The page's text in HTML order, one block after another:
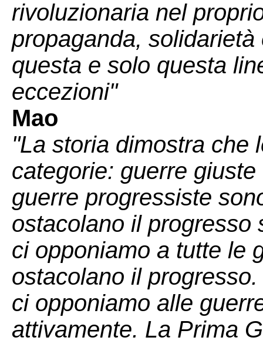
rivoluzionaria nel
propaganda,
questa e solo questa
eccezioni"
Mao
"La storia dimostra che
categorie: guerre
guerre progressiste
ostacolano il progresso
ci opponiamo a tutte le
ostacolano il
ci opponiamo alle
attivamente. La Prima